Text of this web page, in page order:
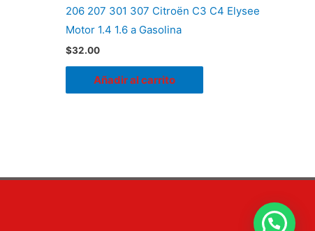
206 207 301 307 Citroën C3 C4 Elysee
Motor 1.4 1.6 a Gasolina
$32.00
Añadir al carrito